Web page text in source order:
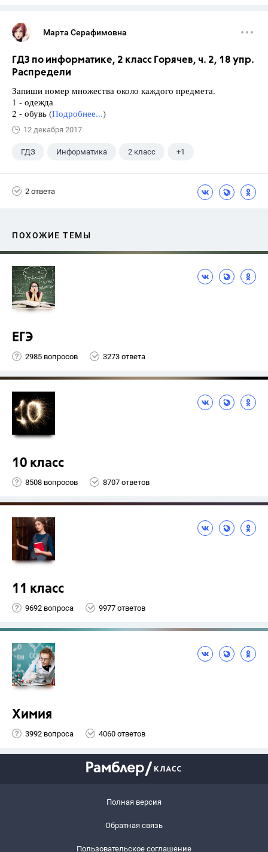
Марта Серафимовна
ГДЗ по информатике, 2 класс Горячев, ч. 2, 18 упр.
Распредели
Запиши номер множества около каждого предмета.
1 - одежда
2 - обувь (Подробнее...)
12 декабря 2017
ГДЗ Информатика 2 класс +1
2 ответа
ПОХОЖИЕ ТЕМЫ
ЕГЭ
2985 вопросов 3273 ответа
10 класс
8508 вопросов 8707 ответов
11 класс
9692 вопроса 9977 ответов
Химия
3992 вопроса 4060 ответов
Полная версия
Обратная связь
Пользовательское соглашение